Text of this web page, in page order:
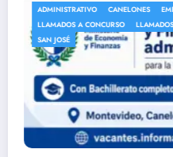
EMPLEO
ENCONTRAR EMPLEO
DEL ESTADO
MALDONADO MEF